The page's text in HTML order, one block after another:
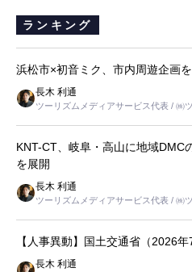
ランキング
浜松市×初音ミク、市内周遊企画
長木 利通
ツーリズムメディアサービス代表 / ㈱
KNT-CT、岐阜・高山に地域
を展開
長木 利通
ツーリズムメディアサービス代表 / ㈱
【人事異動】国土交通省（2026
長木 利通